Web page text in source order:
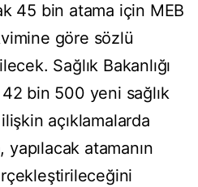
45 bin atama için MEB
göre sözlü
Sağlık Bakanlığı
42 bin 500 yeni sağlık
açıklamalarda
atamanın